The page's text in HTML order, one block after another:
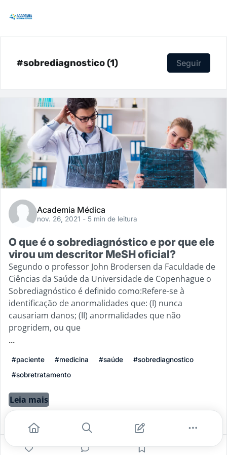
#sobrediagnostico (1) Seguir
Academia Médica
nov. 26, 2021 - 5 min de leitura
O que é o sobrediagnóstico e por que ele
virou um descritor MeSH oficial?
Segundo o professor John Brodersen da Faculdade de
Ciências da Saúde da Universidade de Copenhague o
Sobrediagnóstico é definido como:Refere-se à
identificação de anormalidades que: (I) nunca
causariam danos; (II) anormalidades que não
progridem, ou que
...
#paciente #medicina #saúde
#sobrediagnostico
#sobretratamento
Leia mais